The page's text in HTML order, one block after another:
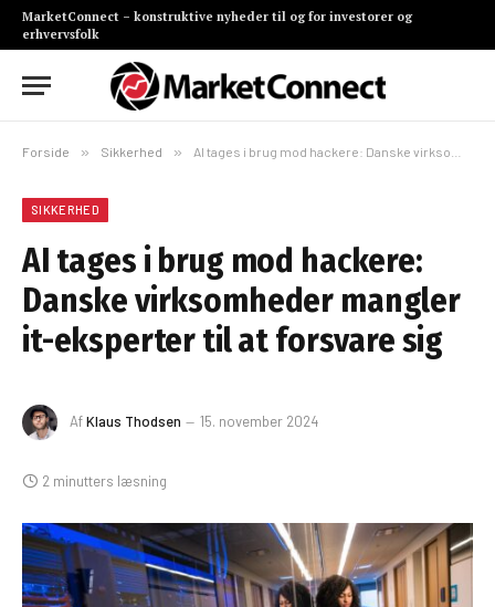
MarketConnect – konstruktive nyheder til og for investorer og
erhvervsfolk
Forside » Sikkerhed » AI tages i brug mod hackere: Danske virksomheder mangler it-eksperter til at forsvare sig
SIKKERHED
AI tages i brug mod hackere:
Danske virksomheder mangler
it-eksperter til at forsvare sig
AfKlaus Thodsen 15. november 2024
2 minutters læsning